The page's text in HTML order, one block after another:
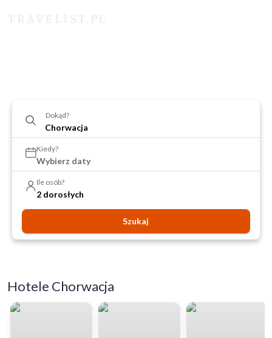
Dokąd?
Kiedy?
Wybierz daty
Ile osób?
2 dorosłych
Szukaj
Hotele Chorwacja